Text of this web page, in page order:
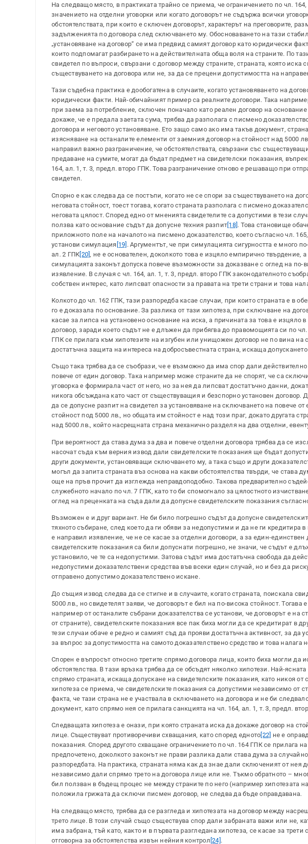
На следващо място, в практиката трайно се приема, че ограничението по чл.
значението на отделни уговорки или когато договорът не съдържа всички
обстоятелствата, при които е сключен договорът, характерът на преговорите,
задълженията по договора след сключването му. Обосноваването на тази
„установяване на договор“ се има предвид самият договор като юридически
които подпомагат разбирането на действителната обща воля на страните. По
свидетел по въпроси, свързани с договор между страните, страната, която иска
съществуването на договора или не, за да се прецени допустимостта на
Тази съдебна практика е дообогатена в случаите, когато установяването на
юридически факти. Най-обичайният пример са реалните договори. Така
при заема за потребление, сключен поначало като реален договор на
докаже, че е предала заетата сума, трябва да разполага с писмено
договора и неговото установяване. Ето защо само ако има такъв документ,
изясняване на останалите елементи от заемния договор на стойност над 5000
направил важно разграничение, че обстоятелствата, свързани със
предаване на сумите, могат да бъдат предмет на свидетелски показания,
164, ал. 1, т. 3, предл. второ ГПК. Това разграничение отново е решаващо при
свидетел.
Спорно е как следва да се постъпи, когато не се спори за съществуването на
неговата стойност, тоест тогава, когато страната разполага с писмено
неговата цялост. Според едно от мненията свидетелите са допустими в тези
ползва като основание съдът да допусне техния разпит[18]. Това становище
приложното поле на началото на писмено доказателство, което съгласно чл.
установи симулация [19] . Аргументът, че при симулацията сигурността е много
ал. 2 ГПК[20] , не е основателен, доколкото това е изцяло емпирично
симулацията законът допуска повече възможности за доказване с оглед на
изявление. В случая с чл. 164, ал. 1, т. 3, предл. второ ГПК законодателното
собствен интерес, като липсват опасности за правата на трети страни и това
Колкото до чл. 162 ГПК, тази разпоредба касае случаи, при които страната е в
го е доказала по основание. За разлика от тази хипотеза, при сключване на
касае за липса на установено основание на иска, а причината за това е изцяло
договор, заради което съдът не е длъжен да прибягва до правомощията си по
ГПК се прилага към хипотезите на изгубен или унищожен договор не по вина на
достатъчна защита на интереса на добросъвестната страна, искаща
Също така трябва да се съобрази, че е възможно да има спор дали
повече от един договор. Така например може страните да не спорят, че са
уговорка е формирала част от него, но за нея да липсват достатъчно данни,
никога обсъждана като част от съществуващия и безспорно установен договор.
да се допусне разпит на свидетел за установяване на сключването на повече от
стойност под 5000 лв., но общата им стойност е над този праг, докато другата
над 5000 лв., който насрещната страна механично разделя на два отделни,
При вероятност да става дума за два и повече отделни договора трябва да се
насочат съда към верния извод дали свидетелските показания ще бъдат
други документи, установяващи сключването му, а така също и други
могъл да запита страната въз основа на какви обстоятелства твърди, че става
още на пръв прочит да изглежда неправдоподобно. Такова предварително
служебното начало по чл. 7 ГПК, като то би спомогнало за цялостното
оглед на преценката на съда дали да допусне свидетелските показания
Възможен е и друг вариант. Не би било погрешно съдът да допусне
тяхното събиране, след което да ги обяви за недопустими и да не ги кредитира
е направил изявление, че не се касае за отделни договори, а за един-
свидетелските показания са били допуснати погрешно, не значи, че съдът е
установило, че те са недопустими. Затова съдът има достатъчна свобода да
недопустими доказателствени средства във всеки един случай, но и без да
отправено допустимо доказателствено искане.
До същия извод следва да се стигне и в случаите, когато страната, поискала
5000 лв., но свидетелят заяви, че договорът е бил на по-висока стойност.
например от останалите събрани доказателства се установи, че договорът е
от страните), свидетелските показания все пак биха могли да се кредитират в
тези случаи обаче е редно и самият съд да прояви достатъчна активност, за да
за въпрос за допустимостта на самото доказателствено средство и това налага
Спорен е въпросът относно третите спрямо договора лица, които биха могли да
обстоятелства. В тази връзка трябва да се обсъдят няколко хипотези. Най-
спрямо страната, искаща допускане на свидетелските показания, като никоя от
хипотеза се приема, че свидетелските показания са допустими независимо от
факта, че тази страна не е участвала в сключването на договора и не би
документ, като спрямо нея се прилага санкцията на чл. 164, ал. 1, т. 3, предл.
Следващата хипотеза е онази, при която страната иска да докаже договор на
лице. Съществуват противоречиви схващания, като според едното [22] не е
показания. Според другото схващане ограничението по чл. 164 ГПК се прилага
предпочетено, доколкото законът не прави разлика дали става дума за
разпоредбата. На практика, страната няма как да знае дали сключеният от нея
независимо дали спрямо трето на договора лице или не. Тъкмо обратното –
бил ползван в бъдещ процес не между страните по него (например хипотезата
положила грижата да сключи писмен договор, не следва да бъде оправдавана.
На следващо място, трябва да се разгледа и хипотезата на договор между
трето лице. В този случай също съществува спор дали забраната важи или не,
има забрана, тъй като, както и в първата разгледана хипотеза, се касае за
отговорна за обстоятелства извън нейния контрол [24] .